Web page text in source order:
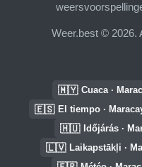
Weer.best © 2026.
🇲🇾 Cuaca ·
🇪🇸 El tiempo ·
🇭🇺 Időjárás ·
🇱🇻 Laikapstākļi ·